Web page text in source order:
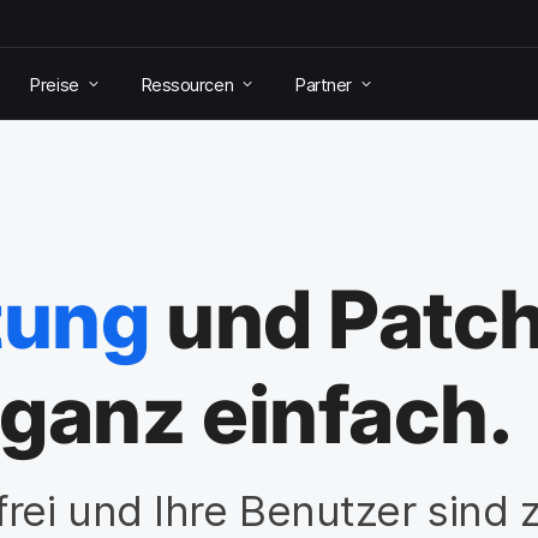
Preise Ressourcen Partner
und
einfach.
und Ihre Benutzer sind